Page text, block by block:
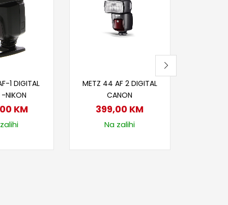
1 DIGITAL
-NIKON
KM
METZ 44 AF 2 DIGITAL
CANON
399,00 KM
Na zalihi